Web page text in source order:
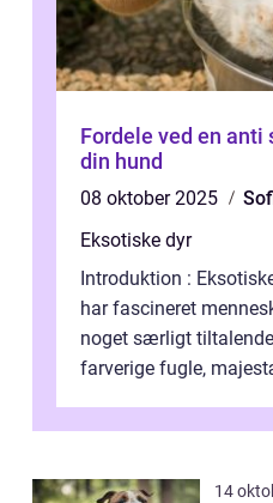
Fordele ved en anti
din hund
08 oktober 2025
Eksotiske dyr
Introduktion :
har fascineret
noget særligt
farverige fugle,
14